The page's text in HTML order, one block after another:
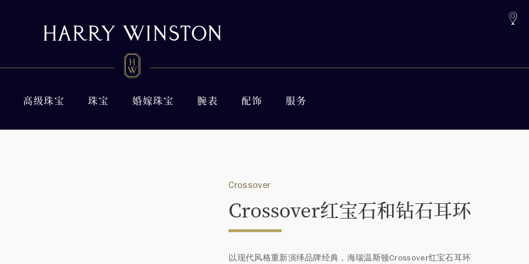
高级珠宝 珠宝 婚嫁珠宝 腕表 配饰 服务
Crossover
Crossover红宝石和钻石耳环
以现代风格重新演绎品牌经典，海瑞温斯顿Crossover红宝石耳环